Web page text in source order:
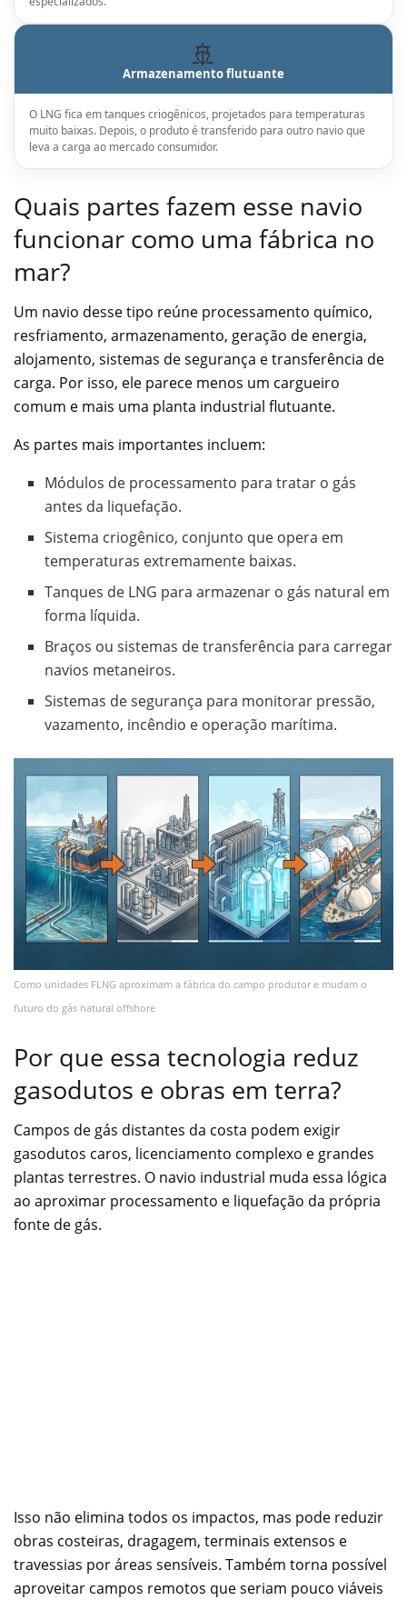
🚢
Armazenamento flutuante
O LNG fica em tanques criogênicos, projetados para temperaturas
muito baixas. Depois, o produto é transferido para outro navio que
leva a carga ao mercado consumidor.
Quais partes fazem esse navio
funcionar como uma fábrica no
mar?
Um navio desse tipo reúne processamento químico,
resfriamento, armazenamento, geração de energia,
alojamento, sistemas de segurança e transferência de
carga. Por isso, ele parece menos um cargueiro
comum e mais uma planta industrial flutuante.
As partes mais importantes incluem:
Módulos de processamento para tratar o gás
antes da liquefação.
Sistema criogênico, conjunto que opera em
temperaturas extremamente baixas.
Tanques de LNG para armazenar o gás natural em
forma líquida.
Braços ou sistemas de transferência para carregar
navios metaneiros.
Sistemas de segurança para monitorar pressão,
vazamento, incêndio e operação marítima.
Como unidades FLNG aproximam a fábrica do campo produtor e mudam o
futuro do gás natural offshore
Por que essa tecnologia reduz
gasodutos e obras em terra?
Campos de gás distantes da costa podem exigir
gasodutos caros, licenciamento complexo e grandes
plantas terrestres. O navio industrial muda essa lógica
ao aproximar processamento e liquefação da própria
fonte de gás.
Isso não elimina todos os impactos, mas pode reduzir
obras costeiras, dragagem, terminais extensos e
travessias por áreas sensíveis. Também torna possível
aproveitar campos remotos que seriam pouco viáveis